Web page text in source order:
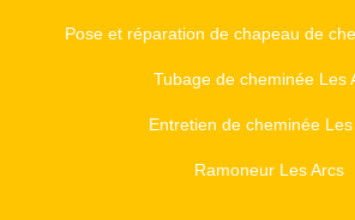
Pose et réparation de chapeau de
Tubage de cheminée Les
Entretien de cheminée Les
Ramoneur Les Arcs